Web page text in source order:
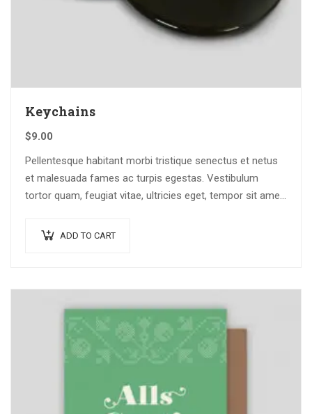
Keychains
$9.00
Pellentesque habitant morbi tristique senectus et netus
et malesuada fames ac turpis egestas. Vestibulum
tortor quam, feugiat vitae, ultricies eget, tempor sit amet,
ADD TO CART